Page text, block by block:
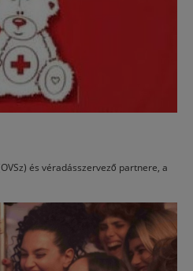
és véradásszervező partnere, a